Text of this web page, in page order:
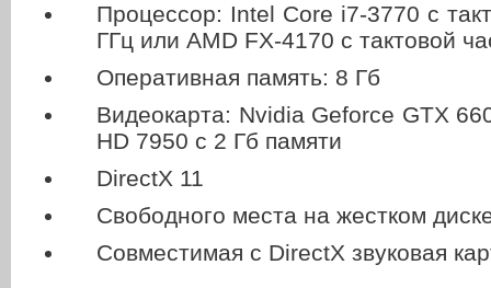
Процессор: Intel Core i7-3770 с
ГГц или AMD FX-4170 с тактовой
Оперативная память: 8 Гб
Видеокарта: Nvidia Geforce GTX
HD 7950 с 2 Гб памяти
DirectX 11
Свободного места на жестком
Совместимая с DirectX звуковая